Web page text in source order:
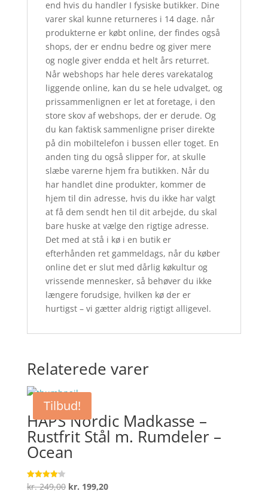
end hvis du handler I fysiske butikker. Dine
varer skal kunne returneres i 14 dage. når
produkterne er købt online, der findes også
shops, der er endnu bedre og giver mere
og nogle giver endda et helt års returret.
Når webshops har hele deres varekatalog
liggende online, kan du se hele udvalget, og
prissammenlignen er let at foretage, i den
store skov af webshops, der er derude. Og
du kan faktisk sammenligne priser direkte
på din mobiltelefon i bussen eller toget. En
anden ting du også slipper for, at skulle
slæbe varerne hjem fra butikken. Når du
har handlet dine produkter, kommer de
hjem til din adresse, hvis du ikke har valgt
at få dem sendt hen til dit arbejde, du skal
bare huske at vælge den rigtige adresse.
Det med at stå i kø i en butik er
efterhånden ret gammeldags, når du køber
online det er slut med dårlig køkultur og
vrissende mennesker, så behøver du ikke
længere forudsige, hvilken kø der er
hurtigst – vi gætter aldrig rigtigt alligevel.
Relaterede varer
Tilbud!
HAPS Nordic Madkasse –
Rustfrit Stål m. Rumdeler –
Ocean
Vurderet
4.2
kr.249,00 Den
kr. 199,20Den